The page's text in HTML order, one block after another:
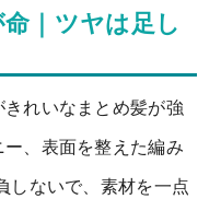
｜ツヤは足し
れいなまとめ髪が強
、表面を整えた編み
しないで、素材を一点